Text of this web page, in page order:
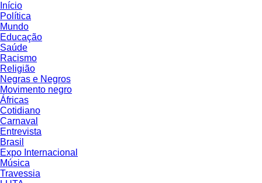
Início
Política
Mundo
Educação
Saúde
Racismo
Religião
Negras e Negros
Movimento negro
Áfricas
Cotidiano
Carnaval
Entrevista
Brasil
Expo Internacional
Música
Travessia